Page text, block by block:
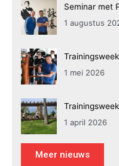
Seminar met
1 augustus
1 mei 2026
1 april 2026
Meer nieuws